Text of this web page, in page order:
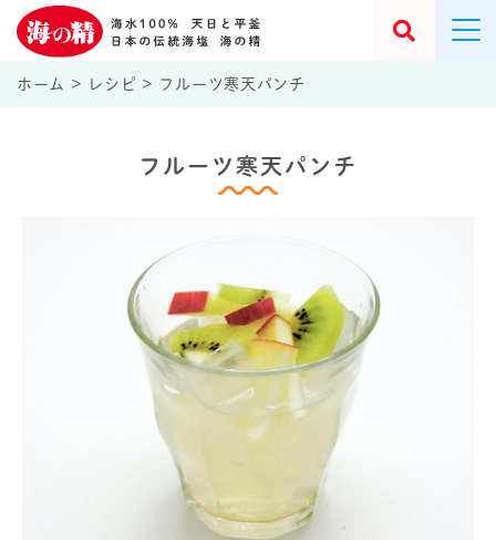
ホーム > レシピ > フルーツ寒天パンチ
フルーツ寒天パンチ